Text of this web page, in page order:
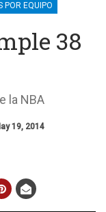
POR EQUIPO
38
la NBA
19, 2014